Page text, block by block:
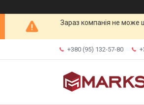
Зараз компанія не може
+380 (95) 132-57-80